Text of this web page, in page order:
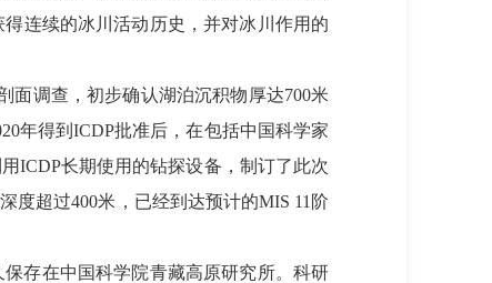
连续的冰川活动历史，并对冰川作用的
调查，初步确认湖泊沉积物厚达700米
年得到ICDP批准后，在包括中国科学家
ICDP长期使用的钻探设备，制订了此次
度超过400米，已经到达预计的MIS 11阶
存在中国科学院青藏高原研究所。科研